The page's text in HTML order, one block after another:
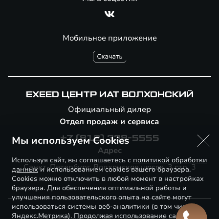
Мобильное приложение
EXEED ЦЕНТР ИАТ ВОЛХОНСКИЙ
Официальный дилер
Отдел продаж и сервиса
+7 (812) 338-5555
Адрес
Санкт-Петербург, Волхонское шоссе, 3 стр. 3
Мы используем Cookies
Используя сайт, вы соглашаетесь с политикой обработки
данныхи использованием cookies вашего браузера.
Cookies можно отключить в любой момент в настройках
браузера. Для обеспечения оптимальной работы и
улучшения пользовательского опыта на сайте могут
использоваться системы веб-аналитики (в том числе
Яндекс.Метрика). Продолжая использование сайта, Вы